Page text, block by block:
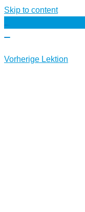
Skip to content
Vorherige Lektion